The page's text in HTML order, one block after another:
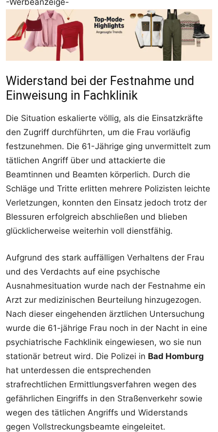
Widerstand bei der Festnahme und
Einweisung in Fachklinik
Die Situation eskalierte völlig, als die Einsatzkräfte
den Zugriff durchführten, um die Frau vorläufig
festzunehmen. Die 61-Jährige ging unvermittelt zum
tätlichen Angriff über und attackierte die
Beamtinnen und Beamten körperlich. Durch die
Schläge und Tritte erlitten mehrere Polizisten leichte
Verletzungen, konnten den Einsatz jedoch trotz der
Blessuren erfolgreich abschließen und blieben
glücklicherweise weiterhin voll dienstfähig.
Aufgrund des stark auffälligen Verhaltens der Frau
und des Verdachts auf eine psychische
Ausnahmesituation wurde nach der Festnahme ein
Arzt zur medizinischen Beurteilung hinzugezogen.
Nach dieser eingehenden ärztlichen Untersuchung
wurde die 61-jährige Frau noch in der Nacht in eine
psychiatrische Fachklinik eingewiesen, wo sie nun
stationär betreut wird. Die Polizei in Bad Homburg
hat unterdessen die entsprechenden
strafrechtlichen Ermittlungsverfahren wegen des
gefährlichen Eingriffs in den Straßenverkehr sowie
wegen des tätlichen Angriffs und Widerstands
gegen Vollstreckungsbeamte eingeleitet.